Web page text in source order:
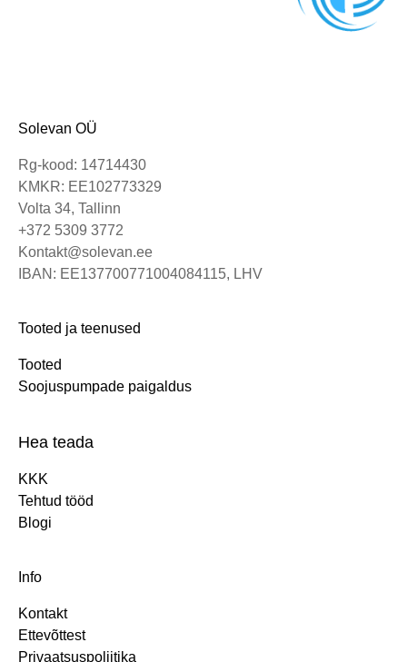
Solevan OÜ
Rg-kood: 14714430
KMKR: EE102773329
Volta 34, Tallinn
+372 5309 3772
Kontakt@solevan.ee
IBAN: EE137700771004084115, LHV
Tooted ja teenused
Tooted
Soojuspumpade paigaldus
Hea teada
KKK
Tehtud tööd
Blogi
Info
Kontakt
Ettevõttest
Privaatsuspoliitika